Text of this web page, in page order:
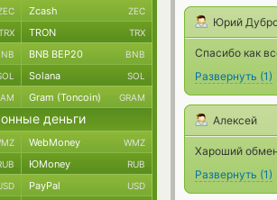
Юрий
Спасибо как
Развернуть (1)
Алексей
Хароший
Развернуть (1)
Zcash ZEC
TRON TRX
BNB BEP20 BNB
Solana SOL
Gram (Toncoin) GRAM
деньги
WebMoney WMZ
ЮMoney RUB
PayPal USD